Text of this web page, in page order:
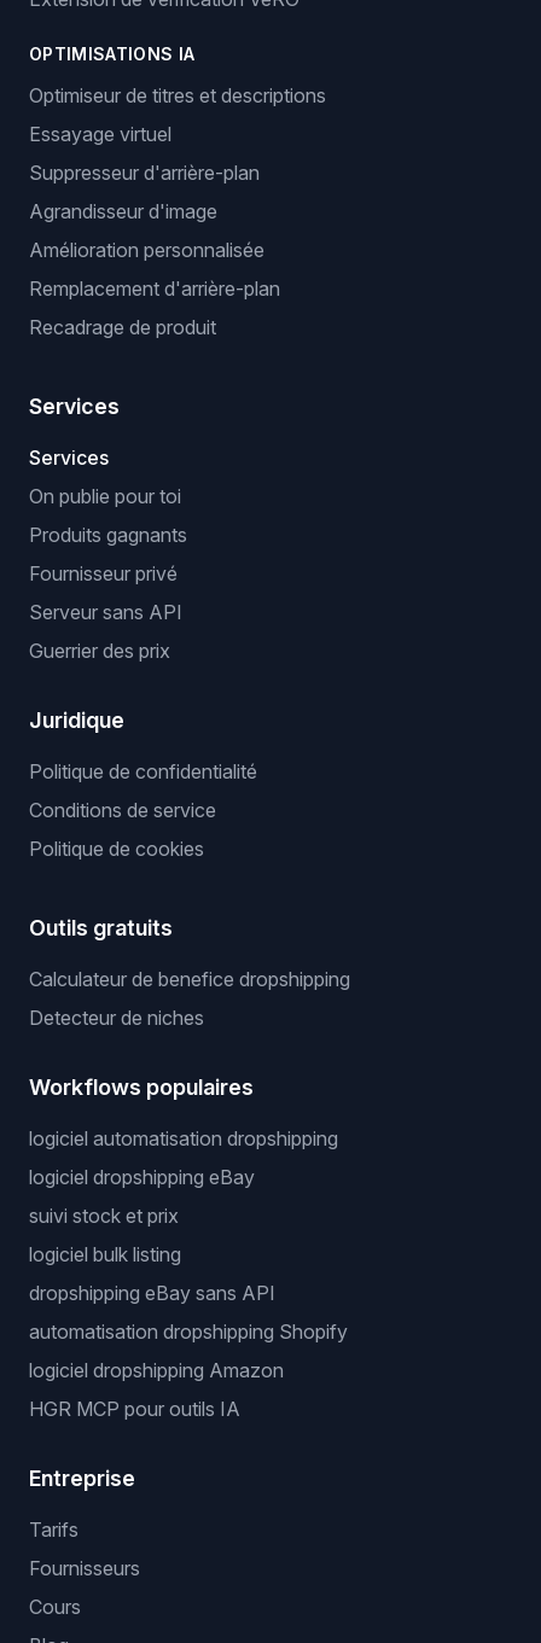
OPTIMISATIONS IA
Optimiseur de titres et descriptions
Essayage virtuel
Suppresseur d'arrière-plan
Agrandisseur d'image
Amélioration personnalisée
Remplacement d'arrière-plan
Recadrage de produit
Services
Services
On publie pour toi
Produits gagnants
Fournisseur privé
Serveur sans API
Guerrier des prix
Juridique
Politique de confidentialité
Conditions de service
Politique de cookies
Outils gratuits
Calculateur de benefice dropshipping
Detecteur de niches
Workflows populaires
logiciel automatisation dropshipping
logiciel dropshipping eBay
suivi stock et prix
logiciel bulk listing
dropshipping eBay sans API
automatisation dropshipping Shopify
logiciel dropshipping Amazon
HGR MCP pour outils IA
Entreprise
Tarifs
Fournisseurs
Cours